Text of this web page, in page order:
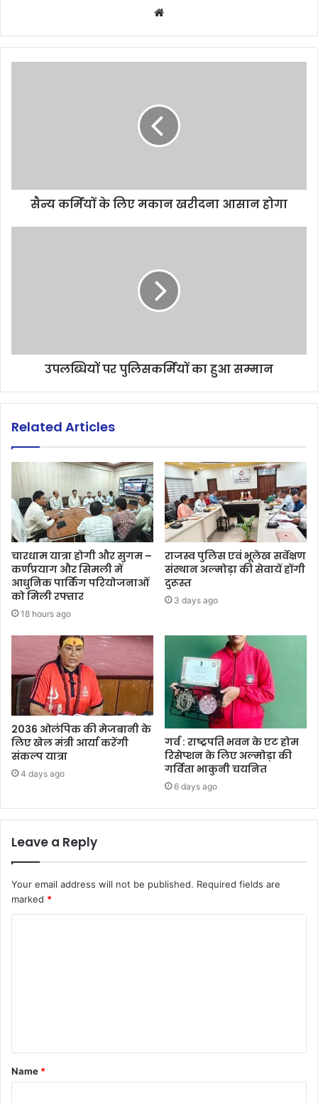
Website
सैन्य कर्मियों के लिए मकान खरीदना आसान होगा
उपलब्धियों पर पुलिसकर्मियों का हुआ सम्मान
Related Articles
चारधाम यात्रा होगी और सुगम –
कर्णप्रयाग और सिमली में
आधुनिक पार्किंग परियोजनाओं
को मिली रफ्तार
18 hours ago
राजस्व पुलिस एवं भूलेख सर्वेक्षण
संस्थान अल्मोड़ा की सेवायें होंगी
दुरूस्त
3 days ago
2036 ओलंपिक की मेजबानी के
लिए खेल मंत्री आर्या करेंगी
संकल्प यात्रा
4 days ago
गर्व : राष्ट्रपति भवन के एट होम
रिसेप्शन के लिए अल्मोड़ा की
गर्विता भाकुनी चयनित
6 days ago
Leave a Reply
Your email address will not be published. Required fields are
marked *
t
*
Name *